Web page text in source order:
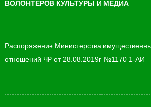
ВОЛОНТЕРОВ КУЛЬТУРЫ И МЕДИА
Распоряжение Министерства
отношений ЧР от 28.08.2019г. №1170 1-АИ